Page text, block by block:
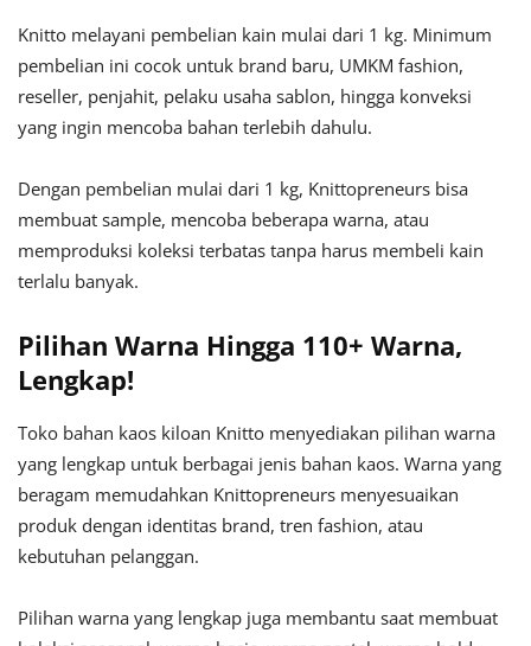
Knitto melayani pembelian kain mulai dari 1 kg. Minimum
pembelian ini cocok untuk brand baru, UMKM fashion,
reseller, penjahit, pelaku usaha sablon, hingga konveksi
yang ingin mencoba bahan terlebih dahulu.
Dengan pembelian mulai dari 1 kg, Knittopreneurs bisa
membuat sample, mencoba beberapa warna, atau
memproduksi koleksi terbatas tanpa harus membeli kain
terlalu banyak.
Pilihan Warna Hingga 110+ Warna,
Lengkap!
Toko bahan kaos kiloan Knitto menyediakan pilihan warna
yang lengkap untuk berbagai jenis bahan kaos. Warna yang
beragam memudahkan Knittopreneurs menyesuaikan
produk dengan identitas brand, tren fashion, atau
kebutuhan pelanggan.
Pilihan warna yang lengkap juga membantu saat membuat